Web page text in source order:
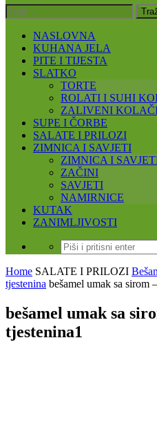
NASLOVNA
KUHANA JELA
PITE I TIJESTA
SLATKO
TORTE
ROLATI I SUHI
ZALIVENI
SUPE I ČORBE
SALATE I PRILOZI
ZIMNICA I SAVJETI
ZIMNICA I
ZAČINI
SAVJETI
NAMIRNICE
KUTAK
ZANIMLJIVOSTI
Home SALATE I PRILOZI
tjestenina bešamel umak sa sirom
bešamel umak sa
tjestenina1